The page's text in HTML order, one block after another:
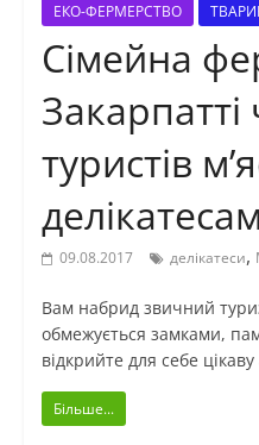
ЕКО-ФЕРМЕРСТВО
Сімейна
Закарпатті
туристів
09.08.2017 делікатеси,
Вам набрид звичний
обмежується замками,
відкрийте для себе
Більше...